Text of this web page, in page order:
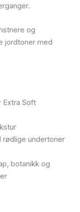
og
jordtoner med
Extra Soft
undertoner
botanikk og